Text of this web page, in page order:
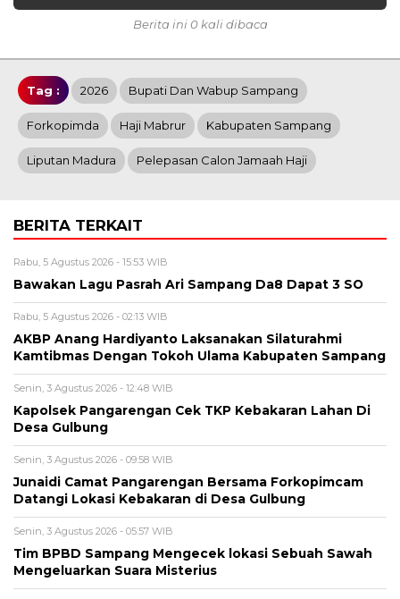
Berita ini 0 kali dibaca
Tag : 2026 Bupati Dan Wabup Sampang
Forkopimda Haji Mabrur Kabupaten Sampang
Liputan Madura Pelepasan Calon Jamaah Haji
BERITA TERKAIT
Rabu, 5 Agustus 2026 - 15:53 WIB
Bawakan Lagu Pasrah Ari Sampang Da8 Dapat 3 SO
Rabu, 5 Agustus 2026 - 02:13 WIB
AKBP Anang Hardiyanto Laksanakan Silaturahmi
Kamtibmas Dengan Tokoh Ulama Kabupaten Sampang
Senin, 3 Agustus 2026 - 12:48 WIB
Kapolsek Pangarengan Cek TKP Kebakaran Lahan Di
Desa Gulbung
Senin, 3 Agustus 2026 - 09:58 WIB
Junaidi Camat Pangarengan Bersama Forkopimcam
Datangi Lokasi Kebakaran di Desa Gulbung
Senin, 3 Agustus 2026 - 05:57 WIB
Tim BPBD Sampang Mengecek lokasi Sebuah Sawah
Mengeluarkan Suara Misterius